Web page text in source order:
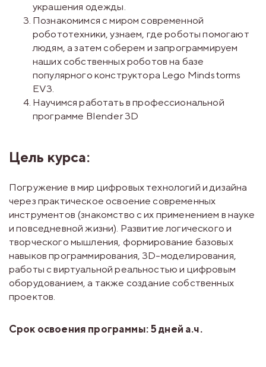
украшения одежды.
Познакомимся с миром современной
робототехники, узнаем, где роботы помогают
людям, а затем соберем и запрограммируем
наших собственных роботов на базе
популярного конструктора Lego Mindstorms
EV3.
Научимся работать в профессиональной
программе Blender 3D
Цель курса:
Погружение в мир цифровых технологий и дизайна
через практическое освоение современных
инструментов (знакомство с их применением в науке
и повседневной жизни). Развитие логического и
творческого мышления, формирование базовых
навыков программирования, 3D-моделирования,
работы с виртуальной реальностью и цифровым
оборудованием, а также создание собственных
проектов.
Срок освоения программы: 5 дней а.ч.